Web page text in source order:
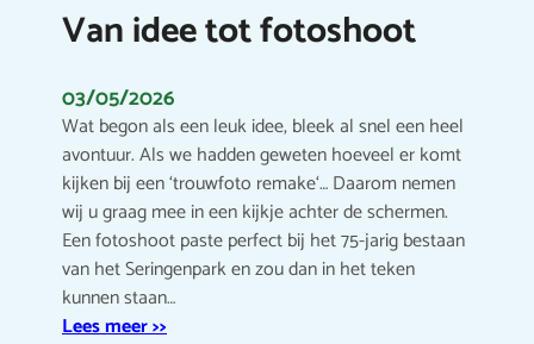
Van idee tot fotoshoot
03/05/2026
Wat begon als een leuk idee, bleek al snel een heel
avontuur. Als we hadden geweten hoeveel er komt
kijken bij een ‘trouwfoto remake‘… Daarom nemen
wij u graag mee in een kijkje achter de schermen.
Een fotoshoot paste perfect bij het 75-jarig bestaan
van het Seringenpark en zou dan in het teken
kunnen staan…
Lees meer >>